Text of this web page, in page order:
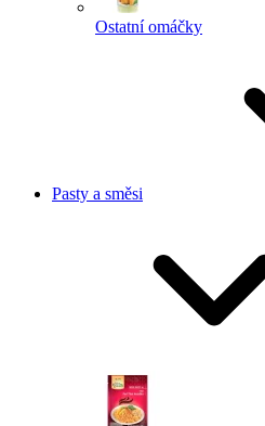
Ostatní omáčky
Pasty a směsi